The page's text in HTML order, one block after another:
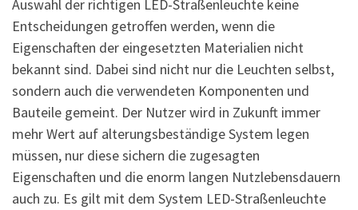
Auswahl der richtigen LED-Straßenleuchte keine
Entscheidungen getroffen werden, wenn die
Eigenschaften der eingesetzten Materialien nicht
bekannt sind. Dabei sind nicht nur die Leuchten selbst,
sondern auch die verwendeten Komponenten und
Bauteile gemeint. Der Nutzer wird in Zukunft immer
mehr Wert auf alterungsbeständige System legen
müssen, nur diese sichern die zugesagten
Eigenschaften und die enorm langen Nutzlebensdauern
auch zu. Es gilt mit dem System LED-Straßenleuchte